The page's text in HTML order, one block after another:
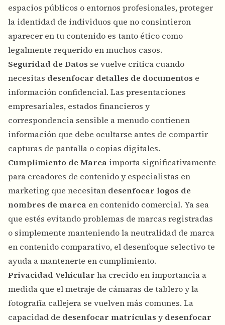
espacios públicos o entornos profesionales, proteger
la identidad de individuos que no consintieron
aparecer en tu contenido es tanto ético como
legalmente requerido en muchos casos.
Seguridad de Datos se vuelve crítica cuando
necesitas desenfocar detalles de documentos e
información confidencial. Las presentaciones
empresariales, estados financieros y
correspondencia sensible a menudo contienen
información que debe ocultarse antes de compartir
capturas de pantalla o copias digitales.
Cumplimiento de Marca importa significativamente
para creadores de contenido y especialistas en
marketing que necesitan desenfocar logos de
nombres de marca en contenido comercial. Ya sea
que estés evitando problemas de marcas registradas
o simplemente manteniendo la neutralidad de marca
en contenido comparativo, el desenfoque selectivo te
ayuda a mantenerte en cumplimiento.
Privacidad Vehicular ha crecido en importancia a
medida que el metraje de cámaras de tablero y la
fotografía callejera se vuelven más comunes. La
capacidad de desenfocar matrículas ydesenfocar